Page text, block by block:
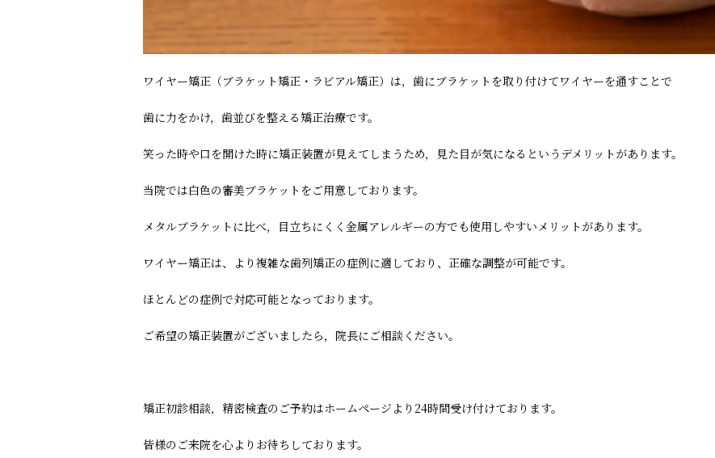
ワイヤー矯正（ブラケット矯正・ラビアル矯正）は，歯にブラケットを取り付けてワイヤーを通すことで
歯に力をかけ，歯並びを整える矯正治療です。
笑った時や口を開けた時に矯正装置が見えてしまうため，見た目が気になるというデメリットがあります。
当院では白色の審美ブラケットをご用意しております。
メタルブラケットに比べ，目立ちにくく金属アレルギーの方でも使用しやすいメリットがあります。
ワイヤー矯正は、より複雑な歯列矯正の症例に適しており、正確な調整が可能です。
ほとんどの症例で対応可能となっております。
ご希望の矯正装置がございましたら，院長にご相談ください。
矯正初診相談，精密検査のご予約はホームページより24時間受け付けております。
皆様のご来院を心よりお待ちしております。